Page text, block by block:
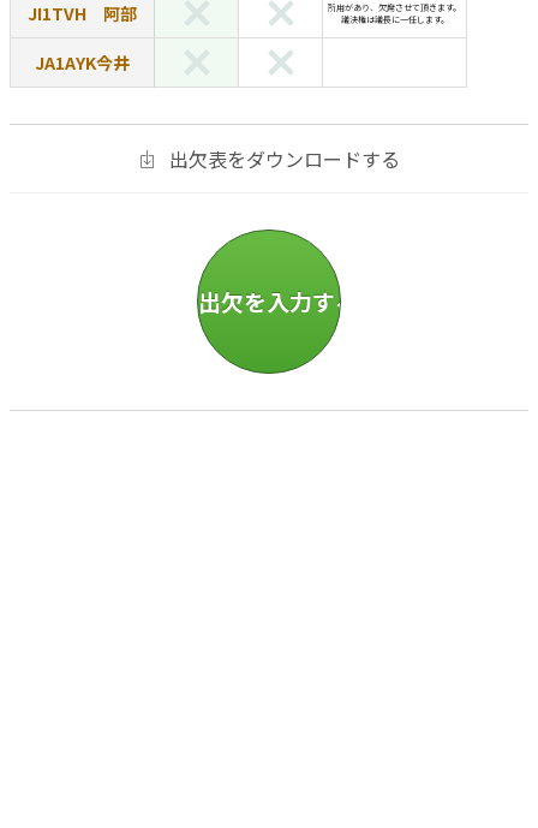
JI1TVH 阿部
所用があり、欠席させて頂きます。
議決権は議長に一任します。
JA1AYK今井
出欠表をダウンロードする